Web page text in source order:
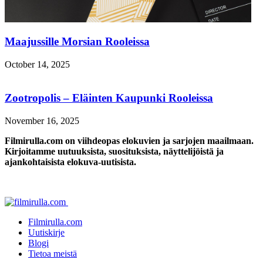
Maajussille Morsian Rooleissa
October 14, 2025
Zootropolis – Eläinten Kaupunki Rooleissa
November 16, 2025
Filmirulla.com on viihdeopas elokuvien ja sarjojen maailmaan.
Kirjoitamme uutuuksista, suosituksista, näyttelijöistä ja
ajankohtaisista elokuva-uutisista.
Filmirulla.com
Uutiskirje
Blogi
Tietoa meistä